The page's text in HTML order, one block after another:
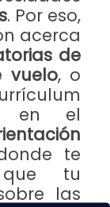
. Por eso,
acerca
de
vuelo, o
en el
te
que tu
las